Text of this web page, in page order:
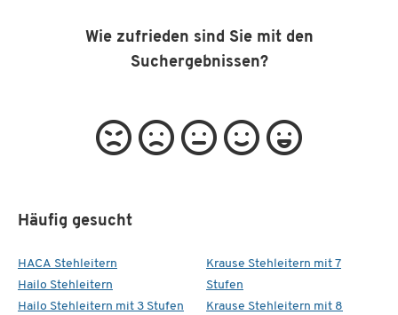
Wie zufrieden sind Sie mit den
Suchergebnissen?
Häufig gesucht
HACA Stehleitern
Hailo Stehleitern
Hailo Stehleitern mit 3 Stufen
Krause Stehleitern mit 7
Stufen
Krause Stehleitern mit 8